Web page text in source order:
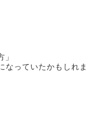
なっていたかもしれま